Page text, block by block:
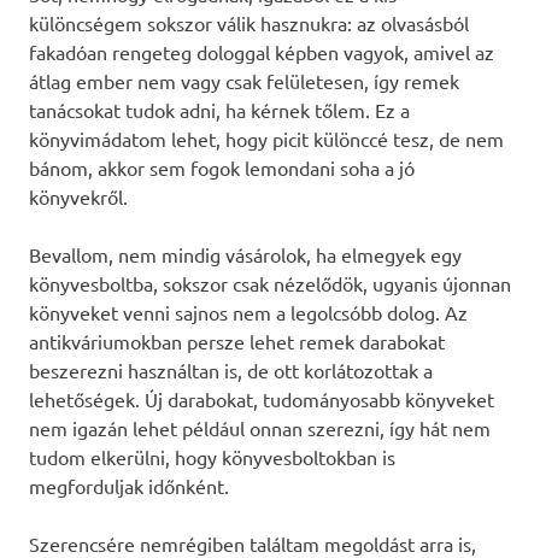
különcségem sokszor válik hasznukra: az olvasásból
fakadóan rengeteg dologgal képben vagyok, amivel az
átlag ember nem vagy csak felületesen, így remek
tanácsokat tudok adni, ha kérnek tőlem. Ez a
könyvimádatom lehet, hogy picit különccé tesz, de nem
bánom, akkor sem fogok lemondani soha a jó
könyvekről.
Bevallom, nem mindig vásárolok, ha elmegyek egy
könyvesboltba, sokszor csak nézelődök, ugyanis újonnan
könyveket venni sajnos nem a legolcsóbb dolog. Az
antikváriumokban persze lehet remek darabokat
beszerezni használtan is, de ott korlátozottak a
lehetőségek. Új darabokat, tudományosabb könyveket
nem igazán lehet például onnan szerezni, így hát nem
tudom elkerülni, hogy könyvesboltokban is
megforduljak időnként.
Szerencsére nemrégiben találtam megoldást arra is,